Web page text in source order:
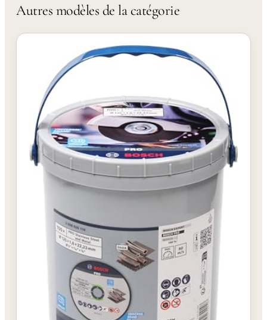
Autres modèles de la catégorie